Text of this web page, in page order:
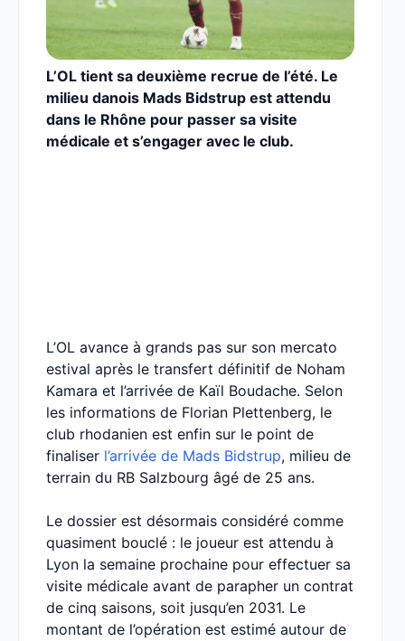
L’OL tient sa deuxième recrue de l’été. Le
milieu danois Mads Bidstrup est attendu
dans le Rhône pour passer sa visite
médicale et s’engager avec le club.
L’OL avance à grands pas sur son mercato
estival après le transfert définitif de Noham
Kamara et l’arrivée de Kaïl Boudache. Selon
les informations de Florian Plettenberg, le
club rhodanien est enfin sur le point de
finaliser l’arrivée de Mads Bidstrup, milieu de
terrain du RB Salzbourg âgé de 25 ans.
Le dossier est désormais considéré comme
quasiment bouclé : le joueur est attendu à
Lyon la semaine prochaine pour effectuer sa
visite médicale avant de parapher un contrat
de cinq saisons, soit jusqu’en 2031. Le
montant de l’opération est estimé autour de